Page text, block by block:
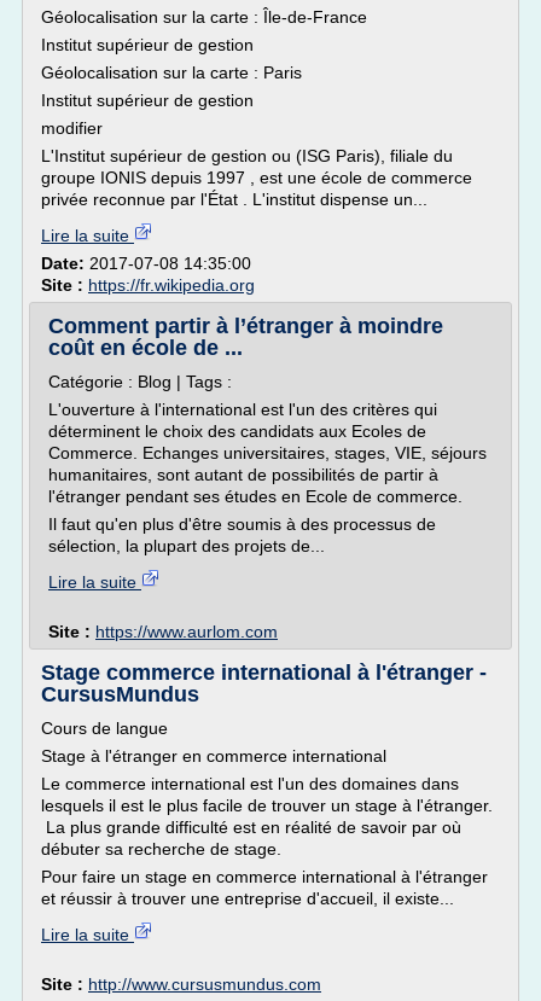
Géolocalisation sur la carte : Île-de-France
Institut supérieur de gestion
Géolocalisation sur la carte : Paris
Institut supérieur de gestion
modifier
L'Institut supérieur de gestion ou (ISG Paris), filiale du
groupe IONIS depuis 1997 , est une école de commerce
privée reconnue par l'État . L'institut dispense un...
Lire la suite
Date: 2017-07-08 14:35:00
Site : https://fr.wikipedia.org
Comment partir à l’étranger à moindre
coût en école de ...
Catégorie : Blog | Tags :
L'ouverture à l'international est l'un des critères qui
déterminent le choix des candidats aux Ecoles de
Commerce. Echanges universitaires, stages, VIE, séjours
humanitaires, sont autant de possibilités de partir à
l'étranger pendant ses études en Ecole de commerce.
Il faut qu'en plus d'être soumis à des processus de
sélection, la plupart des projets de...
Lire la suite
Site : https://www.aurlom.com
Stage commerce international à l'étranger -
CursusMundus
Cours de langue
Stage à l'étranger en commerce international
Le commerce international est l'un des domaines dans
lesquels il est le plus facile de trouver un stage à l'étranger.
La plus grande difficulté est en réalité de savoir par où
débuter sa recherche de stage.
Pour faire un stage en commerce international à l'étranger
et réussir à trouver une entreprise d'accueil, il existe...
Lire la suite
Site : http://www.cursusmundus.com